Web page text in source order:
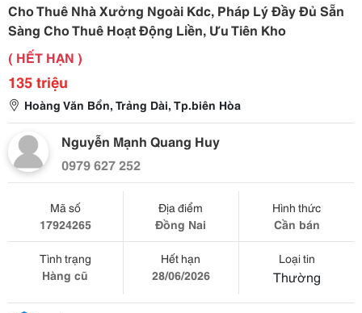
Cho Thuê Nhà Xưởng Ngoài Kdc, Pháp Lý Đầy Đủ Sẵn
Sàng Cho Thuê Hoạt Động Liền, Ưu Tiên Kho
( HẾT HẠN )
135 triệu
Hoàng Văn Bổn, Trảng Dài, Tp.biên Hòa
Nguyễn Mạnh Quang Huy
0979 627 252
Mã số
17924265
Địa điểm
Đồng Nai
Hình thức
Cần bán
Tình trạng
Hàng cũ
Hết hạn
28/06/2026
Loại tin
Thường